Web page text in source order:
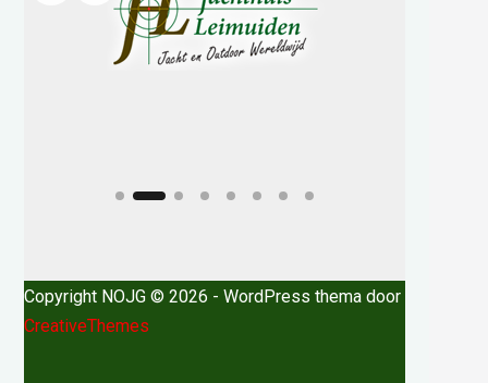
Copyright NOJG © 2026 - WordPress thema door
CreativeThemes